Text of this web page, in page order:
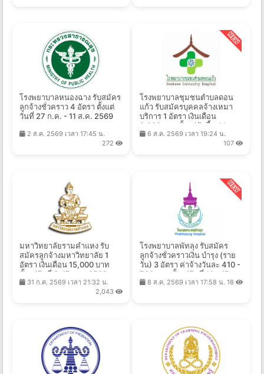
โรงพยาบาลหนองฉาง รับสมัคร
ลูกจ้างชั่วคราว 4 อัตรา ตั้งแต่
วันที่ 27 ก.ค. - 11 ส.ค. 2569
2 ส.ค. 2569 เวลา 17:45 น.
272
โรงพยาบาลชุมชนตำบลดอน
แก้ว รับสมัครบุคคลจ้างเหมา
บริการ 1 อัตรา เงินเดือน
9,000 บาท ตั้งแต่บัดนี้ - 14
ส.ค. 2569
6 ส.ค. 2569 เวลา 19:24 น.
107
มหาวิทยาลัยรามคำแหง รับ
สมัครลูกจ้างมหาวิทยาลัย 1
อัตรา เงินเดือน 15,000 บาท
ตั้งแต่วันที่ 3-17 ส.ค. 2569
31 ก.ค. 2569 เวลา 21:32 น.
2,043
โรงพยาบาลพัทลุง รับสมัคร
ลูกจ้างชั่วคราวเงิน บำรุง (ราย
วัน) 3 อัตรา ค่าจ้างวันละ 410 -
790 บาท ตั้งแต่วันที่ 10 - 17
ส.ค. 2569
8 ส.ค. 2569 เวลา 17:58 น. 18